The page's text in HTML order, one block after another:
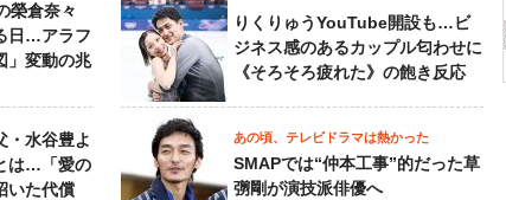
榮倉奈々
日…アラフ
」変動の兆
りくりゅうYouTube開設も…ビ
ジネス感のあるカップル匂わせに
《そろそろ疲れた》の飽き反応
・水谷豊よ
は…「愛の
いた代償
あの頃、テレビドラマは熱かった
SMAPでは“仲本工事”的だった草
彅剛が演技派俳優へ